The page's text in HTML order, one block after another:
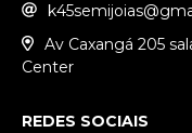
Av Caxangá 205
Center
REDES SOCIAIS